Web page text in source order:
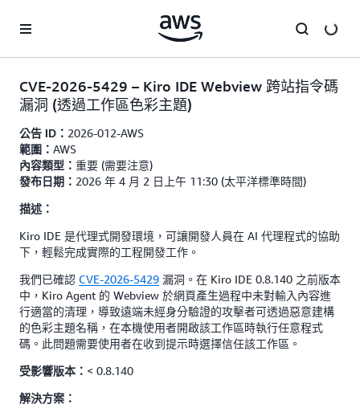
CVE-2026-5429 – Kiro IDE Webview 跨站指令碼
漏洞 (透過工作區色彩主題)
公告 ID： 2026-012-AWS
範圍： AWS
內容類型： 重要 (需要注意)
發布日期： 2026 年 4 月 2 日上午 11:30 (太平洋標準時間)
描述：
Kiro IDE 是代理式開發環境，可讓開發人員在 AI 代理程式的協助
下，輕鬆完成實際的工程開發工作。
我們已確認 CVE-2026-5429 漏洞。在 Kiro IDE 0.8.140 之前版本
中，Kiro Agent 的 Webview 於網頁產生過程中未對輸入內容進
行適當的清理，導致遠端未經身分驗證的攻擊者可透過惡意建構
的色彩主題名稱，在本機使用者開啟該工作區時執行任意程式
碼。此問題需要使用者在收到提示時選擇信任該工作區。
受影響版本： < 0.8.140
解決方案：